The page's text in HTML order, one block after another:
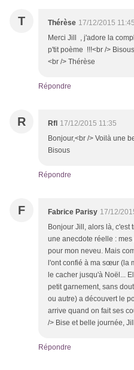
T Thérèse 17/12/2015 11:45
Merci Jill , j'adore la
p'tit poème !!!<br />
<br /> Thérèse
Répondre
R Rfl 17/12/2015 11:35
Bonjour,<br /> Voilà une
Bisous
Répondre
F Fabrice Parisy 17/12/
Bonjour Jill, alors là, c'est
une anecdote réelle :
pour mon neveu. Mais
l'ont confié à ma sœur (la
le cacher jusqu'à Noël...
petit garnement, sans
ou autre) a découvert le
arrive quand on fait ses
/> Bise et belle journée,
Répondre